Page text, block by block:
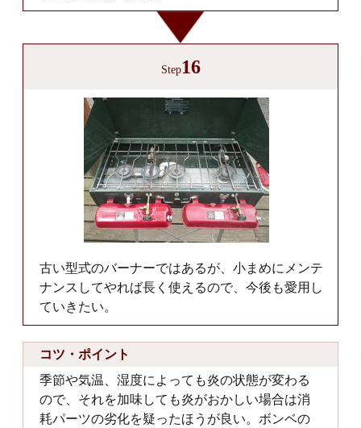
Step16
古い型式のバーナーではあるが、小まめにメンテ
ナンスしてやれば長く使えるので、今後も愛用し
ていきたい。
コツ・ポイント
季節や気温、湿度によっても炎の状態が変わる
ので、それを加味しても炎がおかしい場合は消
耗パーツの劣化を疑ったほうが良い。ボンベの